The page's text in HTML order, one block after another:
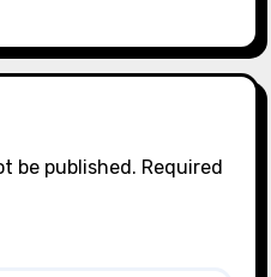
be published. Required